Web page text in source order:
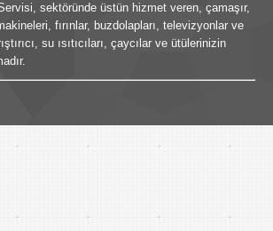
sektöründe üstün hizmet veren, çamaşır,
fırınlar, buzdolapları, televizyonlar ve
su ısıtıcıları, çaycılar ve ütülerinizin